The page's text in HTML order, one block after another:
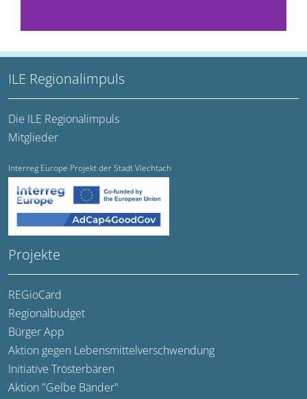
ILE Regionalimpuls
Die ILE Regionalimpuls
Mitglieder
Interreg Europe Projekt der Stadt Viechtach
Projekte
REGioCard
Regionalbudget
Bürger App
Aktion gegen Lebensmittelverschwendung
Initiative Trösterbären
Aktion "Gelbe Bänder"